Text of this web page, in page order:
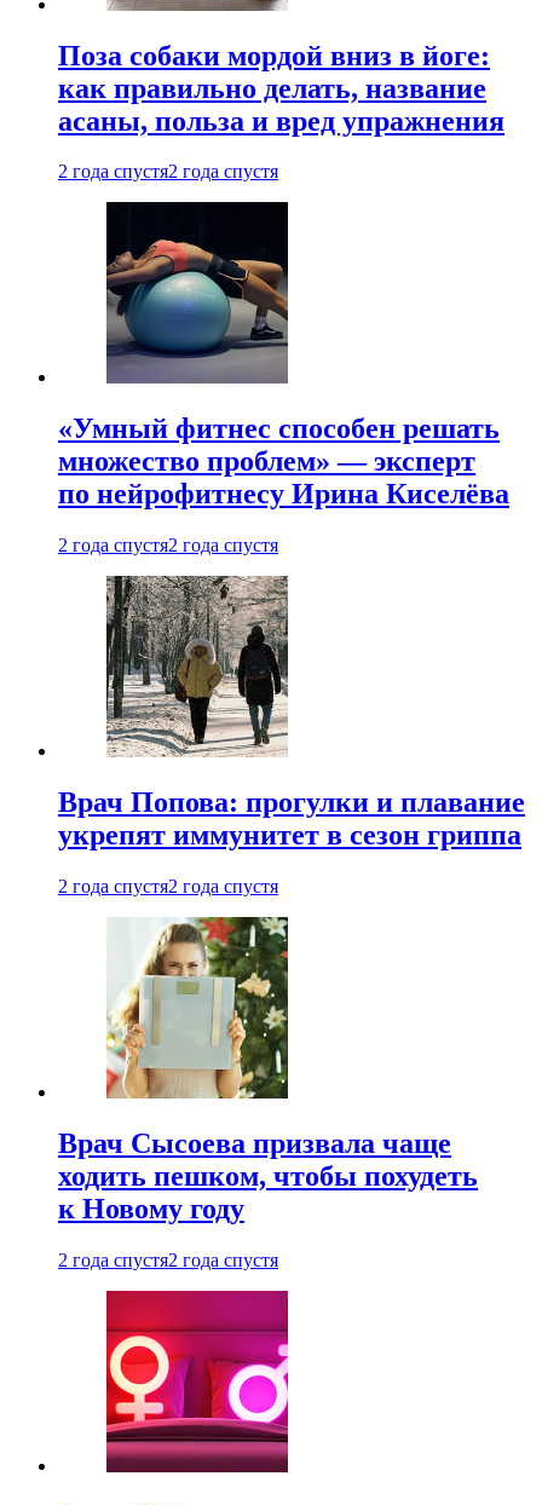
Поза собаки мордой вниз в йоге:
как правильно делать, название
асаны, польза и вред упражнения
2 года спустя2 года спустя
«Умный фитнес способен решать
множество проблем» — эксперт
по нейрофитнесу Ирина Киселёва
2 года спустя2 года спустя
Врач Попова: прогулки и плавание
укрепят иммунитет в сезон гриппа
2 года спустя2 года спустя
Врач Сысоева призвала чаще
ходить пешком, чтобы похудеть
к Новому году
2 года спустя2 года спустя